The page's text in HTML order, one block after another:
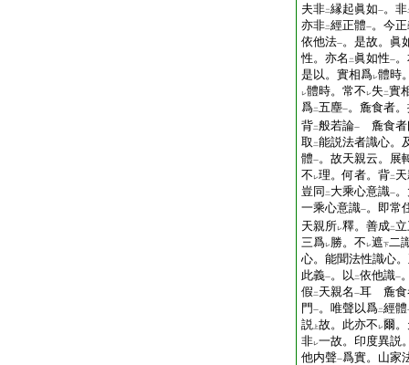
夫非二縁起眞如一。非
亦非二經正體一。今
依他法一。是故。眞
性。亦名 二 眞如性一
是以。實相爲レ體時
レ體時。常不 レ失 二實
爲二五塵一。麁食者
背二般若論一
麁食者
取 二能説法者識心。
體一。故天親云。展
不 レ理。何者。背二
豈同 二 大乘心意識一
一乘心意識一。即常
天親所レ釋。善成二
三爲レ勝。不 レ遮下二
心。能聞法性識心
此義一。以 二依他識一
假 二 天親名 一耳 麁食
門 一。唯聲以爲二經體
説 上故。此亦不 レ爾
非レ一故。印度異説
他内聲一爲實。山家